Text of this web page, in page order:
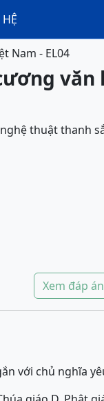
Nam - EL04
văn
thuật thanh
Xem đáp án
với chủ nghĩa